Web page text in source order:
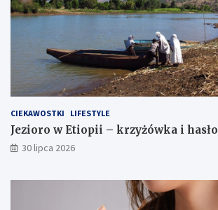
CIEKAWOSTKI LIFESTYLE
Jezioro w Etiopii – krzyżówka i hasło
30 lipca 2026